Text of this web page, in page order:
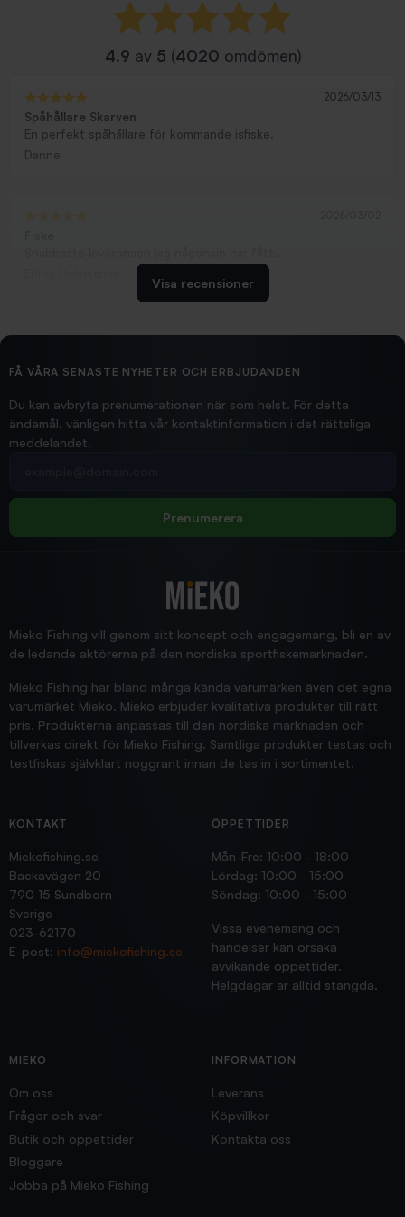
4.9 av 5 (4020 omdömen)
2026/03/13
Spåhållare Skarven
En perfekt spåhållare för kommande isfiske.
Danne
2026/02/19
Hittade exakt vad jag behövde. Snabb och bra...
Jensa
Visa recensioner
FÅ VÅRA SENASTE NYHETER OCH ERBJUDANDEN
Du kan avbryta prenumerationen när som helst. För detta
ändamål, vänligen hitta vår kontaktinformation i det rättsliga
meddelandet.
Prenumerera
Mieko Fishing vill genom sitt koncept och engagemang, bli en av
de ledande aktörerna på den nordiska sportfiskemarknaden.
Mieko Fishing har bland många kända varumärken även det egna
varumärket Mieko. Mieko erbjuder kvalitativa produkter till rätt
pris. Produkterna anpassas till den nordiska marknaden och
tillverkas direkt för Mieko Fishing. Samtliga produkter testas och
testfiskas självklart noggrant innan de tas in i sortimentet.
KONTAKT
Miekofishing.se
Backavägen 20
790 15 Sundborn
Sverige
023-62170
E-post: info@miekofishing.se
ÖPPETTIDER
Mån-Fre: 10:00 - 18:00
Lördag: 10:00 - 15:00
Söndag: 10:00 - 15:00
Vissa evenemang och
händelser kan orsaka
avvikande öppettider.
Helgdagar är alltid stängda.
MIEKO
Om oss
Frågor och svar
Butik och öppettider
Bloggare
Jobba på Mieko Fishing
INFORMATION
Leverans
Köpvillkor
Kontakta oss